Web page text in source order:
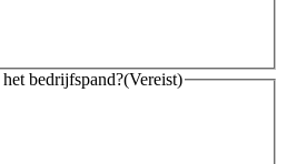
bedrijfspand?(Vereist)